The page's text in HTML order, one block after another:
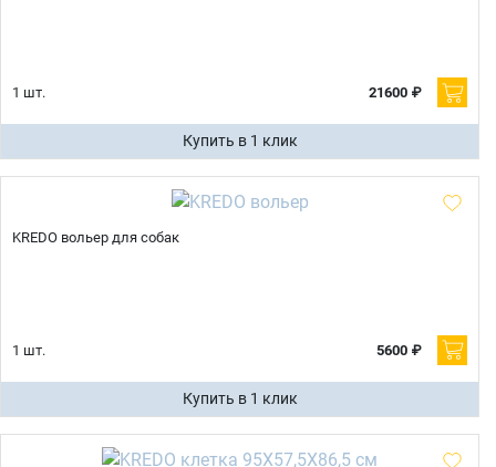
1 шт. 21600 ₽
Купить в 1 клик
KREDO вольер для собак
1 шт. 5600 ₽
Купить в 1 клик